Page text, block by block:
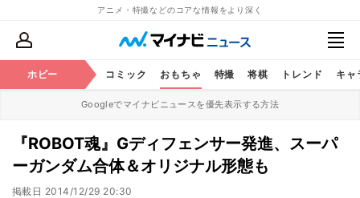
アニメ・特撮などのコアな情報をより深く
ホビー
アニメ コミック おもちゃ 特撮 将棋 トレンド キャ
Googleでマイナビニュースを優先表示する方法
『ROBOT魂』Gディフェンサー発進、スーパ
ーガンダム合体＆オリジナル形態も
掲載日 2014/12/29 20:30